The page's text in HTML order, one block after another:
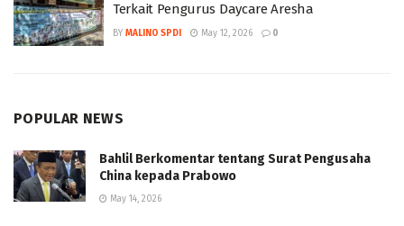
Terkait Pengurus Daycare Aresha
BY MALINO SPDI May 12, 2026 0
POPULAR NEWS
Bahlil Berkomentar tentang Surat Pengusaha
China kepada Prabowo
May 14, 2026